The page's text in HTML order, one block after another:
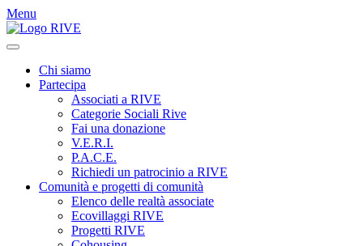
Menu
Chi siamo
Partecipa
Associati a RIVE
Categorie Sociali Rive
Fai una donazione
V.E.R.I.
P.A.C.E.
Richiedi un patrocinio a RIVE
Comunità e progetti di comunità
Elenco delle realtà associate
Ecovillaggi RIVE
Progetti RIVE